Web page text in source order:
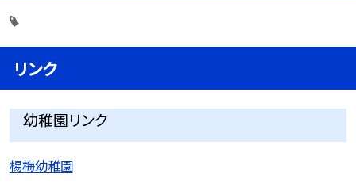
リンク
幼稚園リンク
楊梅幼稚園